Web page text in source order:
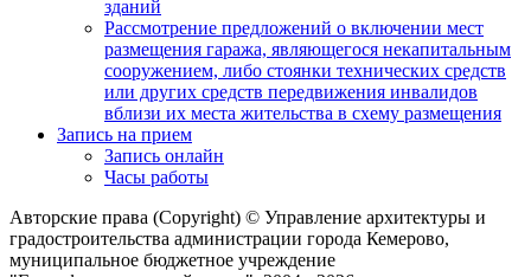
зданий
Рассмотрение предложений о включении мест
размещения гаража, являющегося некапитальным
сооружением, либо стоянки технических средств
или других средств передвижения инвалидов
вблизи их места жительства в схему размещения
Запись на прием
Запись онлайн
Часы работы
Авторские права (Copyright) © Управление архитектуры и
градостроительства администрации города Кемерово,
муниципальное бюджетное учреждение